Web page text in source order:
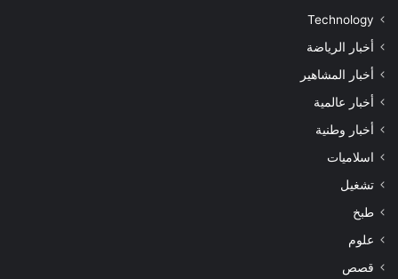
Technology
أخبار الرياضة
أخبار المشاهير
أخبار عالمية
أخبار وطنية
اسلاميات
تشغيل
طبخ
علوم
قصص